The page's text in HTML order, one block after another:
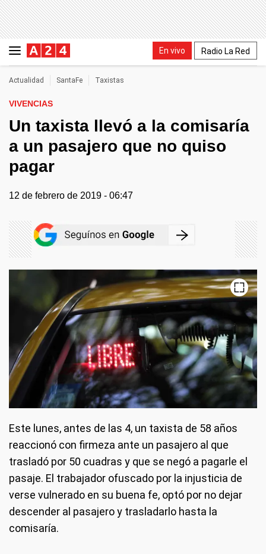
En vivo Radio La Red
Actualidad SantaFe Taxistas
VIVENCIAS
Un taxista llevó a la comisaría
a un pasajero que no quiso
pagar
12 de febrero de 2019 - 06:47
Este lunes, antes de las 4, un taxista de 58 años
reaccionó con firmeza ante un pasajero al que
trasladó por 50 cuadras y que se negó a pagarle el
pasaje. El trabajador ofuscado por la injusticia de
verse vulnerado en su buena fe, optó por no dejar
descender al pasajero y trasladarlo hasta la
comisaría.